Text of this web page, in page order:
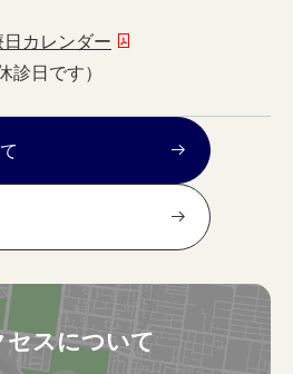
カレンダー
診日です）
セスについて